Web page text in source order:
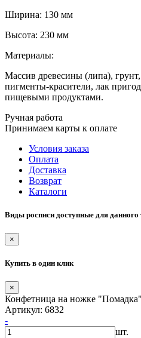
Ширина: 130 мм
Высота: 230 мм
Материалы:
Массив древесины (липа),
пигменты-красители, лак
пищевыми продуктами.
Ручная работа
Принимаем карты к оплате
Условия заказа
Оплата
Доставка
Возврат
Каталоги
Виды росписи доступные для данного
×
Купить в один клик
×
Конфетница на ножке
Артикул: 6832
-
шт.